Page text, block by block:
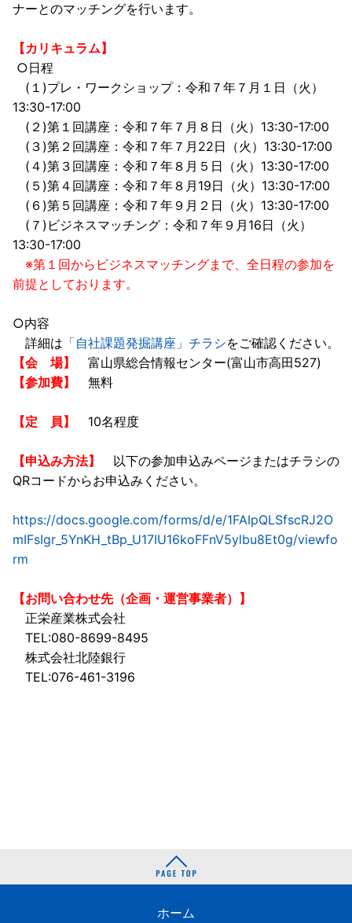
ナーとのマッチングを行います。
【カリキュラム】
○日程
(１)プレ・ワークショップ：令和７年７月１日（火）
13:30-17:00
(２)第１回講座：令和７年７月８日（火）13:30-17:00
(３)第２回講座：令和７年７月22日（火）13:30-17:00
(４)第３回講座：令和７年８月５日（火）13:30-17:00
(５)第４回講座：令和７年８月19日（火）13:30-17:00
(６)第５回講座：令和７年９月２日（火）13:30-17:00
(７)ビジネスマッチング：令和７年９月16日（火）
13:30-17:00
※第１回からビジネスマッチングまで、全日程の参加を
前提としております。
○内容
詳細は 「自社課題発掘講座」チラシをご確認ください。
【会 場】
富山県総合情報センター(富山市高田527)
【参加費】
無料
【定 員】 10名程度
【申込み方法】 以下の参加申込みページまたはチラシの
QRコードからお申込みください。
https://docs.google.com/forms/d/e/1FAIpQLSfscRJ2O
mIFsIgr_5YnKH_tBp_U17IU16koFFnV5ylbu8Et0g/viewfo
rm
【お問い合わせ先（企画・運営事業者）】
正栄産業株式会社
TEL:080-8699-8495
株式会社北陸銀行
TEL:076-461-3196
ホーム